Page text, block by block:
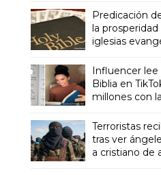
Predicación
la
iglesias
Influencer lee
Biblia en
millones con
Terroristas
tras ver
a cristiano de